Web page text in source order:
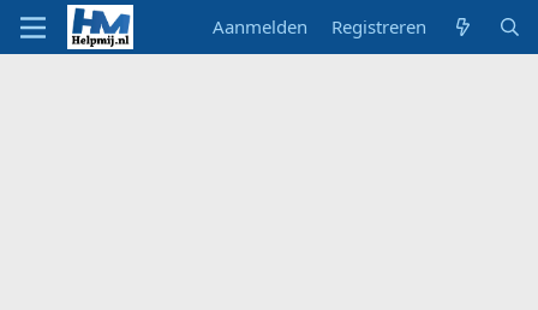
Aanmelden Registreren